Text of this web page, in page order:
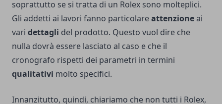
soprattutto se si tratta di un Rolex sono molteplici.
Gli addetti ai lavori fanno particolareattenzioneai
vari dettagli del prodotto. Questo vuol dire che
nulla dovrà essere lasciato al caso e che il
cronografo rispetti dei parametri in termini
qualitativi molto specifici.
Innanzitutto, quindi, chiariamo che non tutti i Rolex,